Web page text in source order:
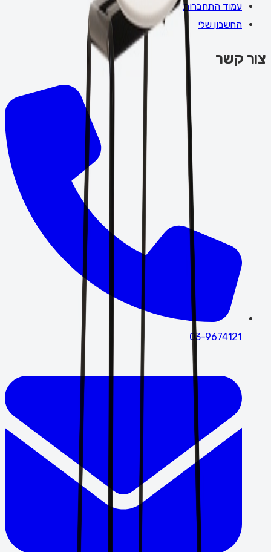
עמוד התחברות
החשבון שלי
צור קשר
03-9674121